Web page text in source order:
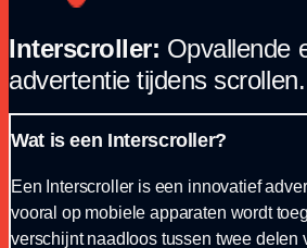
Interscroller: Opvallende
advertentie tijdens scrollen.
Wat is een Interscroller?
Een Interscroller is een innovatief
vooral op mobiele apparaten wordt
verschijnt naadloos tussen twee delen